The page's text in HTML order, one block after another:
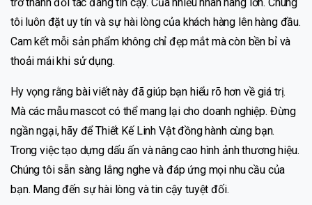
tôi luôn đặt uy tín và sự hài lòng của khách hàng lên hàng đầu.
Cam kết mỗi sản phẩm không chỉ đẹp mắt mà còn bền bỉ và
thoải mái khi sử dụng.
Hy vọng rằng bài viết này đã giúp bạn hiểu rõ hơn về giá trị.
Mà các mẫu mascot có thể mang lại cho doanh nghiệp. Đừng
ngần ngại, hãy để Thiết Kế Linh Vật đồng hành cùng bạn.
Trong việc tạo dựng dấu ấn và nâng cao hình ảnh thương hiệu.
Chúng tôi sẵn sàng lắng nghe và đáp ứng mọi nhu cầu của
bạn. Mang đến sự hài lòng và tin cậy tuyệt đối.